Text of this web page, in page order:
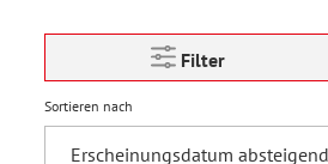
Filter
Sortieren nach